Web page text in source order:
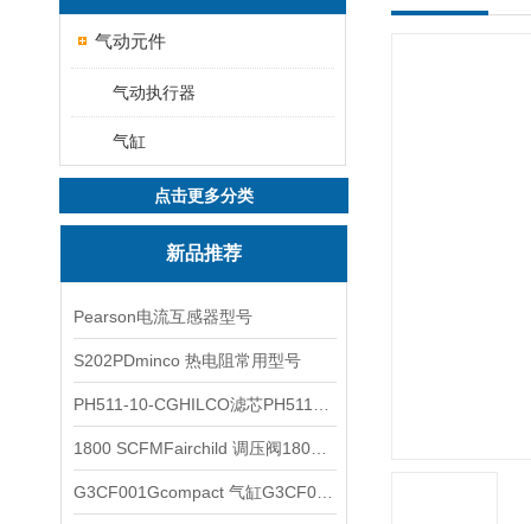
气动元件
气动执行器
气缸
点击更多分类
新品推荐
Pearson电流互感器型号
S202PDminco 热电阻常用型号